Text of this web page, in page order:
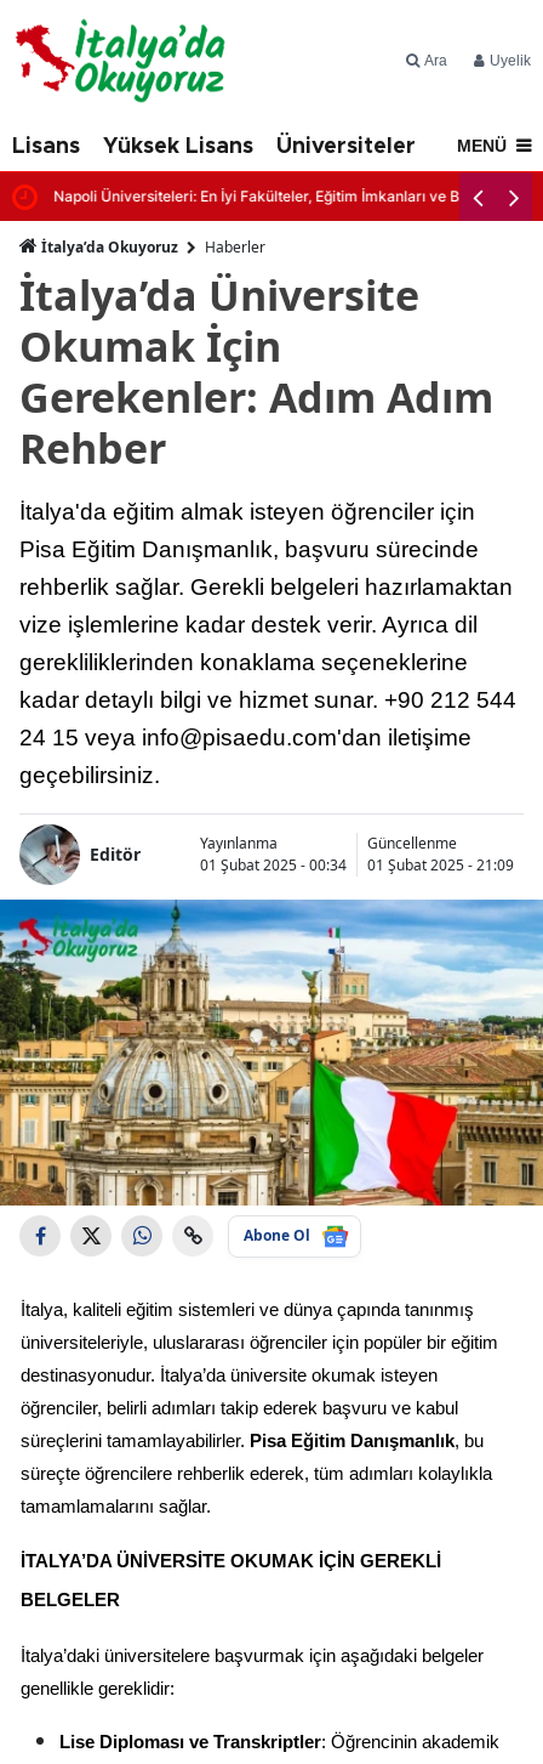
Ara Üyelik
Lisans Yüksek Lisans Üniversiteler İtalya'da
MENÜ
Napoli Üniversiteleri: En İyi Fakülteler, Eğitim İmkanları ve Başvuru
İtalya’da Okuyoruz Haberler
İtalya’da Üniversite
Okumak İçin
Gerekenler: Adım Adım
Rehber
İtalya'da eğitim almak isteyen öğrenciler için
Pisa Eğitim Danışmanlık, başvuru sürecinde
rehberlik sağlar. Gerekli belgeleri hazırlamaktan
vize işlemlerine kadar destek verir. Ayrıca dil
gerekliliklerinden konaklama seçeneklerine
kadar detaylı bilgi ve hizmet sunar. +90 212 544
24 15 veya info@pisaedu.com'dan iletişime
geçebilirsiniz.
Editör
Yayınlanma
01 Şubat 2025 - 00:34
Güncellenme
01 Şubat 2025 - 21:09
Abone Ol
İtalya, kaliteli eğitim sistemleri ve dünya çapında tanınmış
üniversiteleriyle, uluslararası öğrenciler için popüler bir eğitim
destinasyonudur. İtalya’da üniversite okumak isteyen
öğrenciler, belirli adımları takip ederek başvuru ve kabul
süreçlerini tamamlayabilirler. Pisa Eğitim Danışmanlık, bu
süreçte öğrencilere rehberlik ederek, tüm adımları kolaylıkla
tamamlamalarını sağlar.
İTALYA’DA ÜNIVERSITE OKUMAK İÇIN GEREKLI
BELGELER
İtalya’daki üniversitelere başvurmak için aşağıdaki belgeler
genellikle gereklidir:
Lise Diploması ve Transkriptler: Öğrencinin akademik